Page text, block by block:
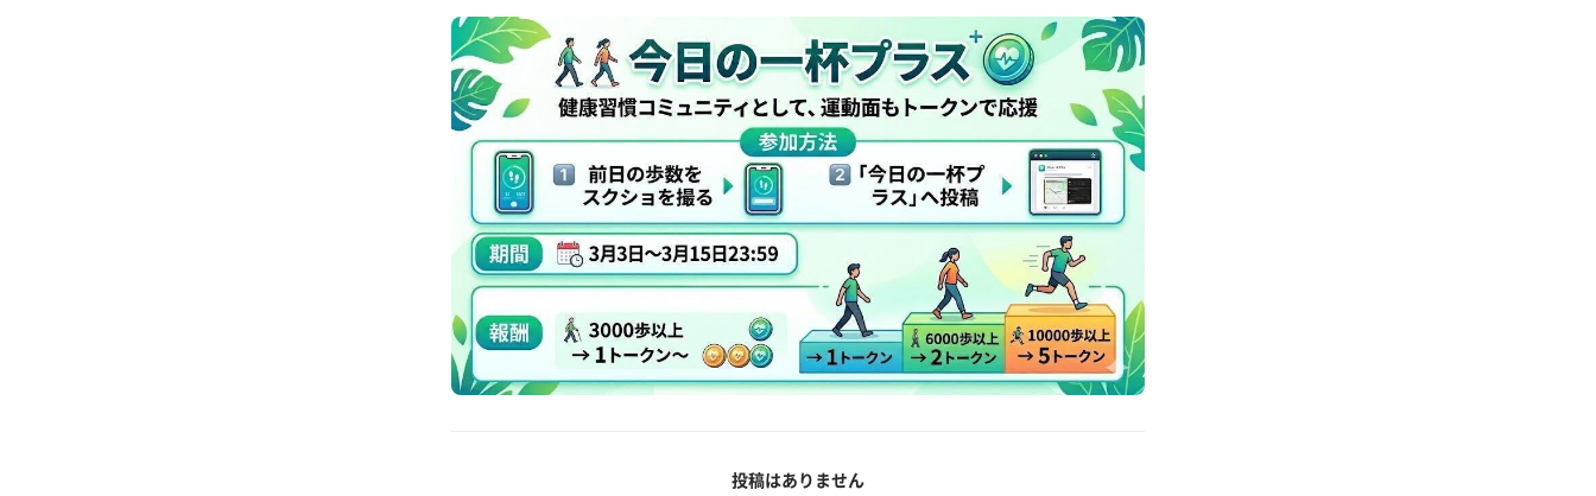
投稿はありません